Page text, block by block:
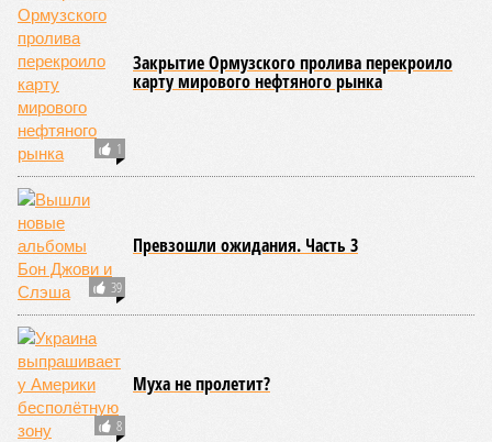
железные дороги Армении быстро обретут другого
спонсора. Вряд ли Пашинян стал бы провоцировать
РЖД совсем без гарантий. В сущности, это очередной
и привычный уже «слив» России бывшими союзниками.
Потерянные нами сателлиты ищут и обретают
новых хозяев, и никакая благодарность или даже
подаренная от щедрот Российского государства
значительная выгода их в этом не могут остановить.
Юрий Баранчик, политолог
– Понятно, почему Пашинян хочет отжать актив
РЖД – в отместку за закрытие российских рынков. Ну
и вообще, чтобы ничего российского в стране не
осталось. Вместе с тем, если маленький Пашинян
отожмёт актив большой РЖД в маленькой Армении,
то о какой результативной внешней политике России
можно будет говорить в принципе?